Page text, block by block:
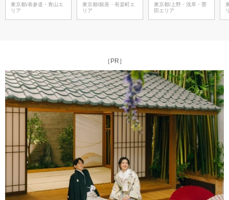
東京都/表参道・青山エ
リア
東京都/銀座・有楽町エ
リア
東京都/上野・浅草・墨
田エリア
［PR］